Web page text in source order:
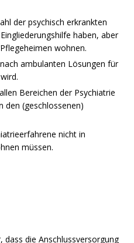
der psychisch erkrankten
haben, aber
wohnen.
ambulanten Lösungen für
Bereichen der Psychiatrie
den (geschlossenen)
nicht in
müssen.
die Anschlussversorgung